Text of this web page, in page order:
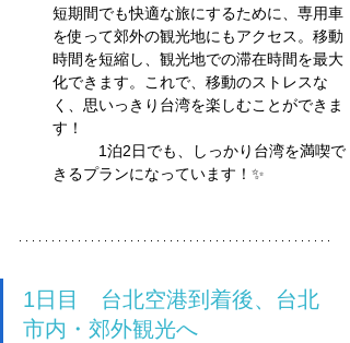
短期間でも快適な旅にするために、専用車
を使って郊外の観光地にもアクセス。移動
時間を短縮し、観光地での滞在時間を最大
化できます。これで、移動のストレスな
く、思いっきり台湾を楽しむことができま
す！
1泊2日でも、しっかり台湾を満喫で
きるプランになっています！✨
1日目　台北空港到着後、台北
市内・郊外観光へ